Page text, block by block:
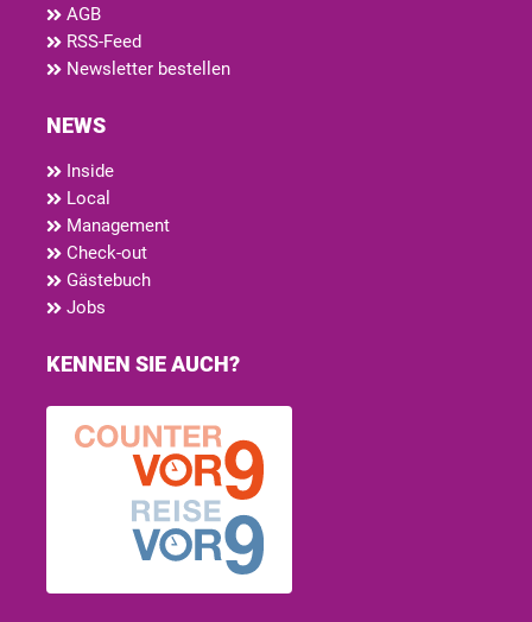
AGB
RSS-Feed
Newsletter bestellen
NEWS
Inside
Local
Management
Check-out
Gästebuch
Jobs
KENNEN SIE AUCH?